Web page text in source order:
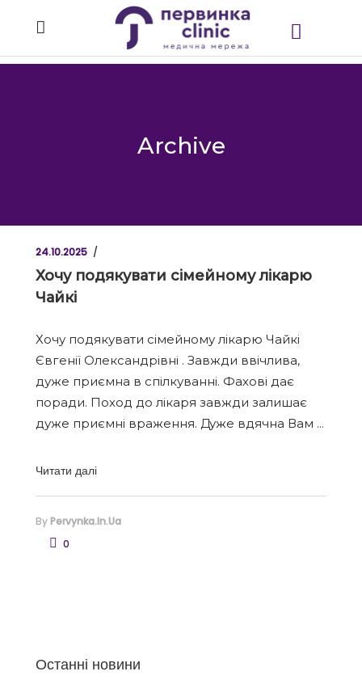
Archive
24.10.2025
Хочу подякувати сімейному лікарю
Чайкі
Хочу подякувати сімейному лікарю Чайкі
Євгенії Олександрівні . Завжди ввічлива,
дуже приємна в спілкуванні. Фахові дає
поради. Поход до лікаря завжди залишає
дуже приємні враження. Дуже вдячна Вам
Читати далі
By Pervynka.in.ua
0
Останні новини